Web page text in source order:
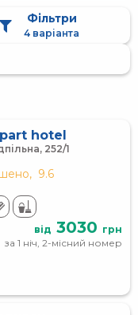
Фільтри
4 варіанта
hotel
252/1
9.6
від 3030 грн
за 1 ніч, 2-місний номер